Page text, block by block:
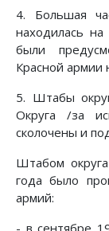
4. Большая
находилась на
были
Красной армии
5. Штабы
Округа /за
сколочены и
Штабом
года было
армий: